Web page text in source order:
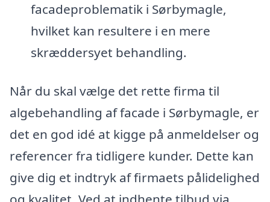
facadeproblematik i Sørbymagle,
hvilket kan resultere i en mere
skræddersyet behandling.
Når du skal vælge det rette firma til
algebehandling af facade i Sørbymagle, er
det en god idé at kigge på anmeldelser og
referencer fra tidligere kunder. Dette kan
give dig et indtryk af firmaets pålidelighed